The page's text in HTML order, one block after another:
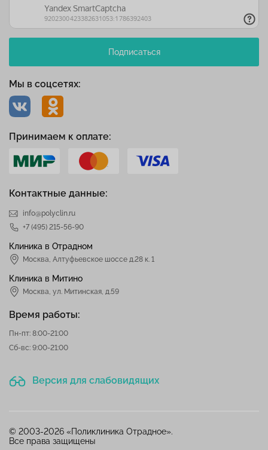
Контактные данные:
info@polyclin.ru
+7 (495) 215-56-90
Клиника в Отрадном
Москва, Алтуфьевское шоссе д.28 к. 1
Клиника в Митино
Москва, ул. Митинская, д.59
Время работы:
Пн-пт: 8:00-21:00
Сб-вс: 9:00-21:00
Мы в соцсетях:
Подписаться
Версия для слабовидящих
Принимаем к оплате:
© 2003-2026 «Поликлиника Отрадное».
Все права защищены